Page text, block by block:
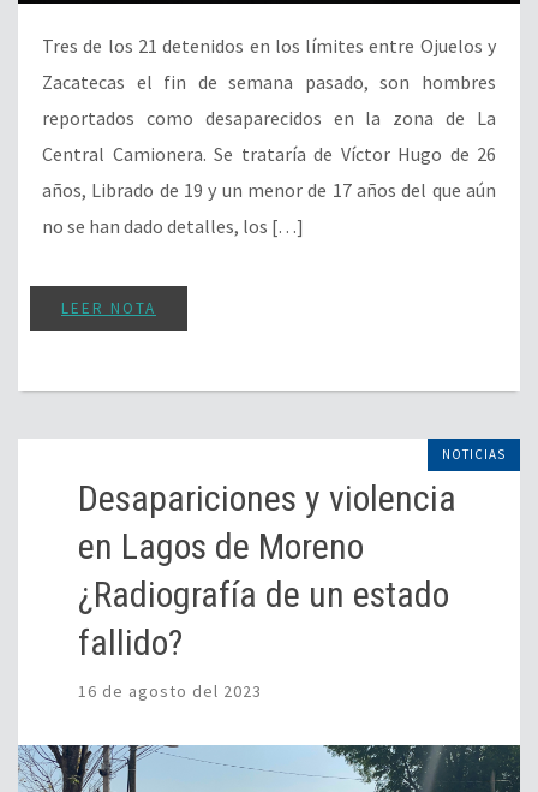
Tres de los 21 detenidos en los límites entre Ojuelos y
Zacatecas el fin de semana pasado, son hombres
reportados como desaparecidos en la zona de La
Central Camionera. Se trataría de Víctor Hugo de 26
años, Librado de 19 y un menor de 17 años del que aún
no se han dado detalles, los […]
LEER NOTA
NOTICIAS
Desapariciones y violencia
en Lagos de Moreno
¿Radiografía de un estado
fallido?
16 de agosto del 2023